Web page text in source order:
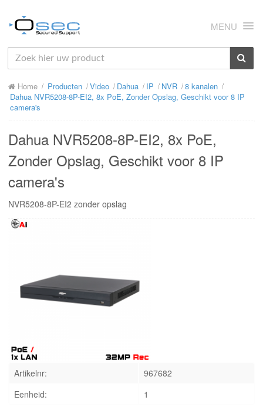
MENU
HOME
OVER ONS
PRODUCTEN
SUPPORT
RMA
Home Producten Video Dahua IP NVR
8 kanalen
Dahua NVR5208-8P-EI2, 8x PoE, Zonder Opslag, Geschikt voor 8 IP
camera's
Dahua NVR5208-8P-EI2, 8x PoE,
Zonder Opslag, Geschikt voor 8 IP
camera's
NVR5208-8P-EI2 zonder opslag
Artikelnr:
967682
Eenheid:
1